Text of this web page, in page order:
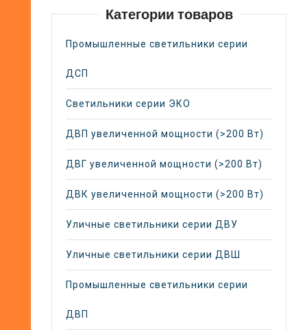
Категории товаров
Промышленные светильники серии
ДСП
Светильники серии ЭКО
ДВП увеличенной мощности (>200 Вт)
ДВГ увеличенной мощности (>200 Вт)
ДВК увеличенной мощности (>200 Вт)
Уличные светильники серии ДВУ
Уличные светильники серии ДВШ
Промышленные светильники серии
ДВП